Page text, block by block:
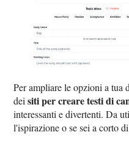
Per ampliare le opzioni a tua
deisiti per creare testi di
interessanti e divertenti. Da
l'ispirazione o se sei a corto